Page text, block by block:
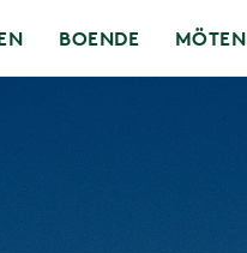
BOENDE MÖTEN